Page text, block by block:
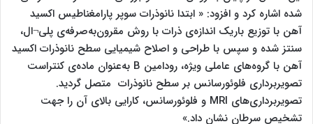
شده اشاره کرد و افزود: « ابتدا نانوذرات سوپر پارامغناطیس اکسید
آهن با توزیع باریک اندازه‌ی ذرات با روش مقرون‌به‌صرفه‌ی پلی¬ال،
سنتز شده و سپس با طراحی و اصلاح شیمیایی سطح نانوذرات اکسید
آهن با گروه‌های عاملی ویژه، رودامین B به‌عنوان ماده‌ی کنتراست
تصویربرداری فلوئورسانس بر سطح نانوذرات متصل گردید.
تصویربرداری‌های MRI و فلوئورسانس، کارایی بالای آن را جهت
تشخیص سرطان نشان داد.»